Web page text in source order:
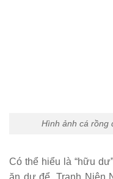
ăn dư để. Tranh Niên
và cảnh vật khác gọi